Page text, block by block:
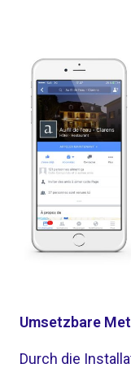
Umsetzbare
Durch die